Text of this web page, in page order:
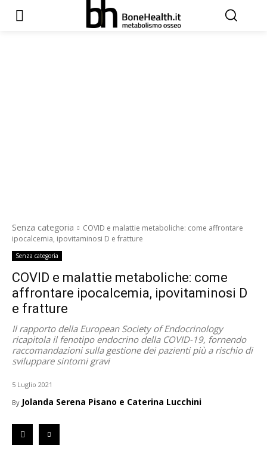
Senza categoria
COVID e malattie metaboliche: come affrontare
ipocalcemia, ipovitaminosi D e fratture
Senza categoria
COVID e malattie metaboliche: come
affrontare ipocalcemia, ipovitaminosi D
e fratture
Il rapporto della European Society of Endocrinology
ricapitola il fenotipo endocrino della COVID-19, fornendo
raccomandazioni sulla gestione dei pazienti più a rischio di
sviluppare sintomi gravi
5 Luglio 2021
By Jolanda Serena Pisano e Caterina Lucchini